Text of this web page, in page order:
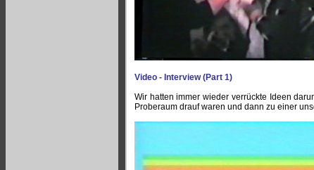
Video - Interview (Part 1)
Wir hatten immer wieder verrückte Ideen
Proberaum drauf waren und dann zu einer